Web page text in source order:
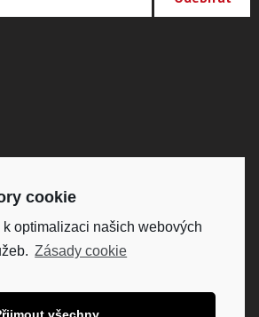
cookie
optimalizaci našich webových
Zásady cookie